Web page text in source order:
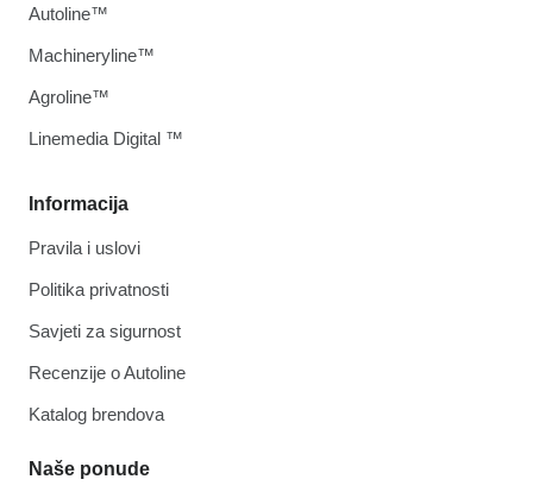
Informacija
Pravila i uslovi
Politika privatnosti
Savjeti za sigurnost
Recenzije o Autoline
Katalog brendova
Naše ponude
Autoline™
Machineryline™
Agroline™
Linemedia Digital ™